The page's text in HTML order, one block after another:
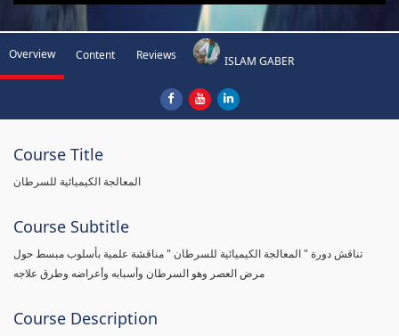
Overview Content Reviews ISLAM GABER
Course Title
المعالجة الكيميائية للسرطان
Course Subtitle
تناقش دورة " المعالجة الكيميائية للسرطان " مناقشة علمية بأسلوب مبسط حول
مرض العصر وهو السرطان وأسبابه وأعراضه وطرق علاجه
Course Description